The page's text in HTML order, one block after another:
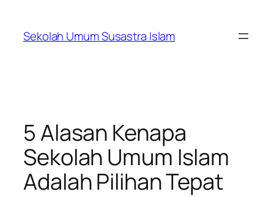
content
Sekolah Umum Susastra Islam
5 Alasan Kenapa
Sekolah Umum Islam
Adalah Pilihan Tepat